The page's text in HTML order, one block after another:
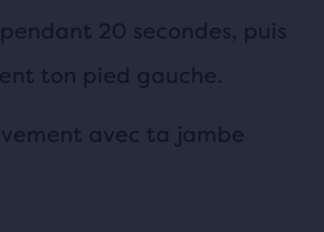
20 secondes, puis
ton pied gauche.
avec ta jambe